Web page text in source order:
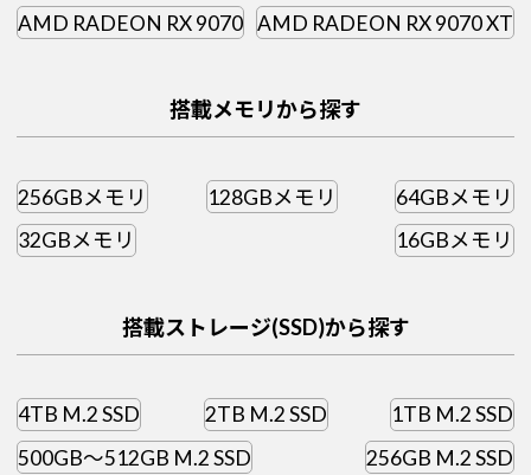
AMD RADEON RX 9070 AMD RADEON RX 9070 XT
搭載メモリから探す
256GBメモリ 128GBメモリ
64GBメモリ
32GBメモリ
16GBメモリ
搭載ストレージ(SSD)から探す
4TB M.2 SSD 2TB M.2 SSD
1TB M.2 SSD
500GB～512GB M.2 SSD
256GB M.2 SSD